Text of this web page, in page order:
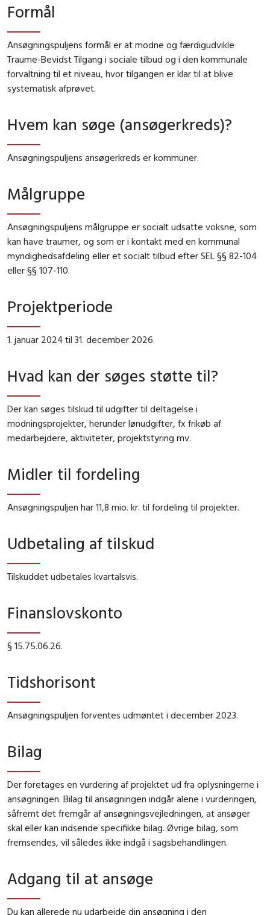
Formål
Ansøgningspuljens formål er at modne og færdigudvikle
Traume-Bevidst Tilgang i sociale tilbud og i den kommunale
forvaltning til et niveau, hvor tilgangen er klar til at blive
systematisk afprøvet.
Hvem kan søge (ansøgerkreds)?
Ansøgningspuljens ansøgerkreds er kommuner.
Målgruppe
Ansøgningspuljens målgruppe er socialt udsatte voksne, som
kan have traumer, og som er i kontakt med en kommunal
myndighedsafdeling eller et socialt tilbud efter SEL §§ 82-104
eller §§ 107-110.
Projektperiode
1. januar 2024 til 31. december 2026.
Hvad kan der søges støtte til?
Der kan søges tilskud til udgifter til deltagelse i
modningsprojekter, herunder lønudgifter, fx frikøb af
medarbejdere, aktiviteter, projektstyring mv.
Midler til fordeling
Ansøgningspuljen har 11,8 mio. kr. til fordeling til projekter.
Udbetaling af tilskud
Tilskuddet udbetales kvartalsvis.
Finanslovskonto
§ 15.75.06.26.
Tidshorisont
Ansøgningspuljen forventes udmøntet i december 2023.
Bilag
Der foretages en vurdering af projektet ud fra oplysningerne i
ansøgningen. Bilag til ansøgningen indgår alene i vurderingen,
såfremt det fremgår af ansøgningsvejledningen, at ansøger
skal eller kan indsende specifikke bilag. Øvrige bilag, som
fremsendes, vil således ikke indgå i sagsbehandlingen.
Adgang til at ansøge
Du kan allerede nu udarbejde din ansøgning i den